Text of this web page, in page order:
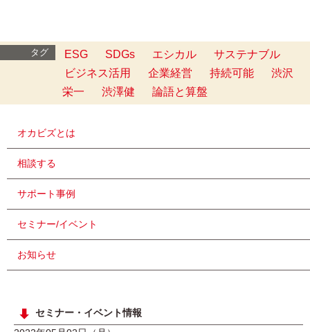
タグ ESG SDGs エシカル
サステナブル
ビジネス活用
企業経営 持続可能
渋沢
栄一
渋澤健 論語と算盤
オカビズとは
相談する
サポート事例
セミナー/イベント
お知らせ
セミナー・イベント情報